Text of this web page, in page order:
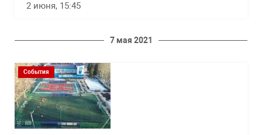
2 июня, 15:45
7 мая 2021
События